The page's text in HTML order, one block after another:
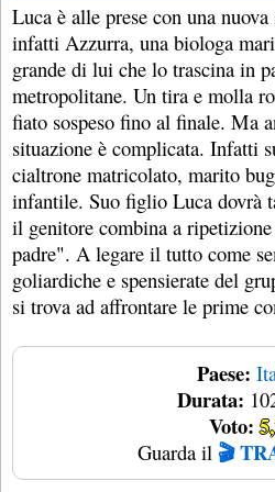
Luca è alle prese con una
infatti Azzurra, una biologa
grande di lui che lo trascina in
metropolitane. Un tira e molla
fiato sospeso fino al finale. Ma
situazione è complicata. Infatti
cialtrone matricolato, marito
infantile. Suo figlio Luca dovrà
il genitore combina a
padre". A legare il tutto come
goliardiche e spensierate del
si trova ad affrontare le prime
Paese:
Durata:
Voto:
Guarda il 🎬